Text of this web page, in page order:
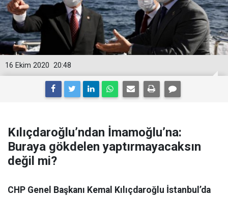
20:48
16 Ekim 2020
Kılıçdaroğlu’ndan İmamoğlu’na:
Buraya gökdelen yaptırmayacaksın
değil mi?
CHP Genel Başkanı Kemal Kılıçdaroğlu İstanbul’da